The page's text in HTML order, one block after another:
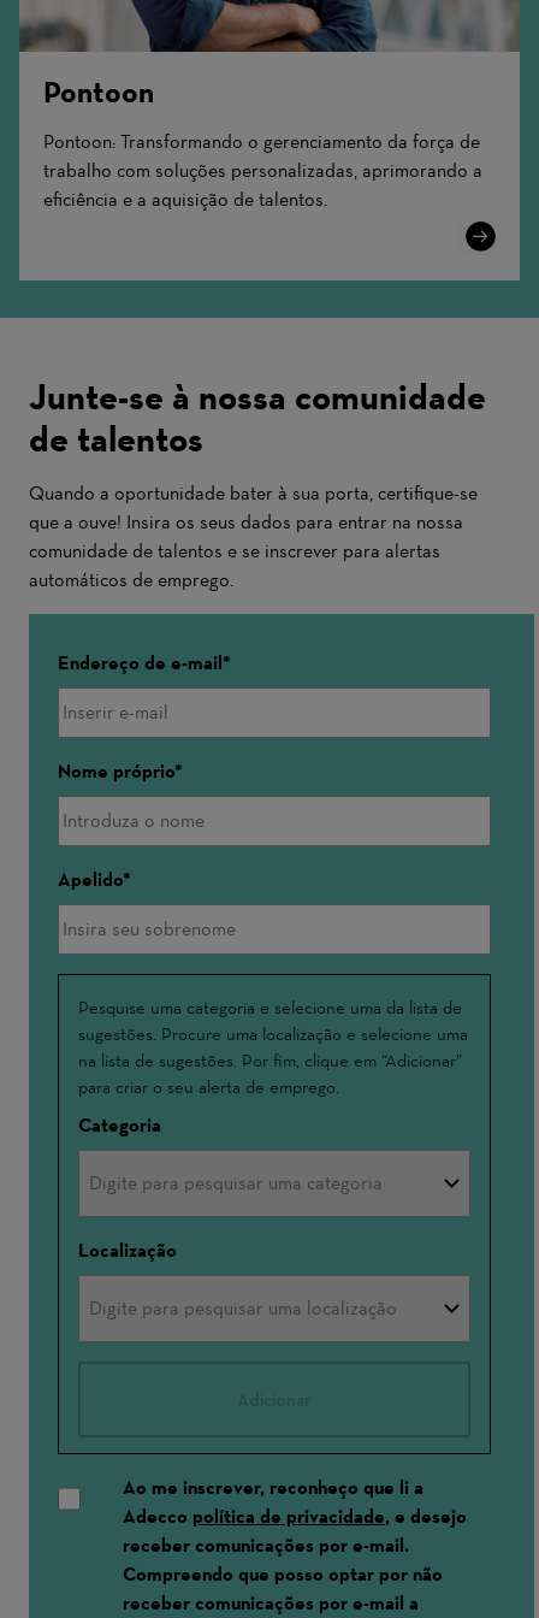
Pontoon
Pontoon: Transformando o gerenciamento da força de
trabalho com soluções personalizadas, aprimorando a
eficiência e a aquisição de talentos.
Learn
Junte-se à nossa comunidade
de talentos
Quando a oportunidade bater à sua porta, certifique-se
que a ouve! Insira os seus dados para entrar na nossa
comunidade de talentos e se inscrever para alertas
automáticos de emprego.
Endereço de e-mail
Nome próprio
Apelido
Interessado(a)
em
Pesquise uma categoria e selecione uma da lista de
sugestões. Procure uma localização e selecione uma
na lista de sugestões. Por fim, clique em “Adicionar”
para criar o seu alerta de emprego.
Categoria
Localização
Ao me inscrever, reconheço que li a
Adecco política de privacidade, e desejo
receber comunicações por e-mail.
Compreendo que posso optar por não
receber comunicações por e-mail a